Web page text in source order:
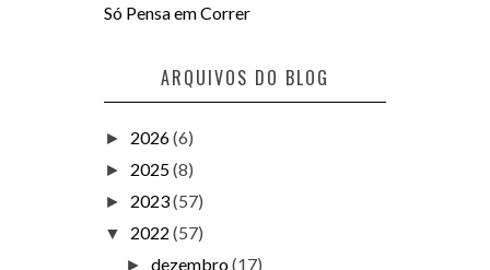
Só Pensa em Correr
ARQUIVOS DO BLOG
► 2026(6)
► 2025(8)
► 2023(57)
▼ 2022 (57)
►dezembro(17)